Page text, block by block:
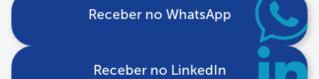
Receber no WhatsApp
Receber no LinkedIn